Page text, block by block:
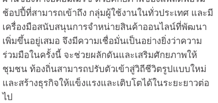
ช้อปปี้ที่สามารถเข้าถึง กลุ่มผู้ใช้งานในทั่วประเทศ และมี
เครื่องมือสนับสนุนการจำหน่ายสินค้าออนไลน์ที่พัฒนา
เพิ่มขึ้นอยู่เสมอ จึงมีความเชื่อมั่นเป็นอย่างยิ่งว่าความ
ร่วมมือในครั้งนี้ จะช่วยผลักดันและเสริมศักยภาพให้
ชุมชน ท้องถิ่นสามารถปรับตัวเข้าสู่วิถีชีวิตรูปแบบใหม่
และสร้างธุรกิจให้แข็งแรงและเติบโตได้ในระยะยาวต่อ
ไป